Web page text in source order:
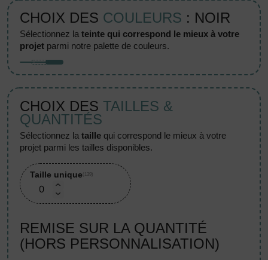
CHOIX DES COULEURS : NOIR
sélectionnez lateinte qui correspond le mieux à votre
projet parmi notre palette de couleurs.
CHOIX DES TAILLES &
QUANTITÉS
sélectionnez lataille qui correspond le mieux à votre
projet parmi les tailles disponibles.
Taille unique (139)
REMISE SUR LA QUANTITÉ
(HORS PERSONNALISATION)